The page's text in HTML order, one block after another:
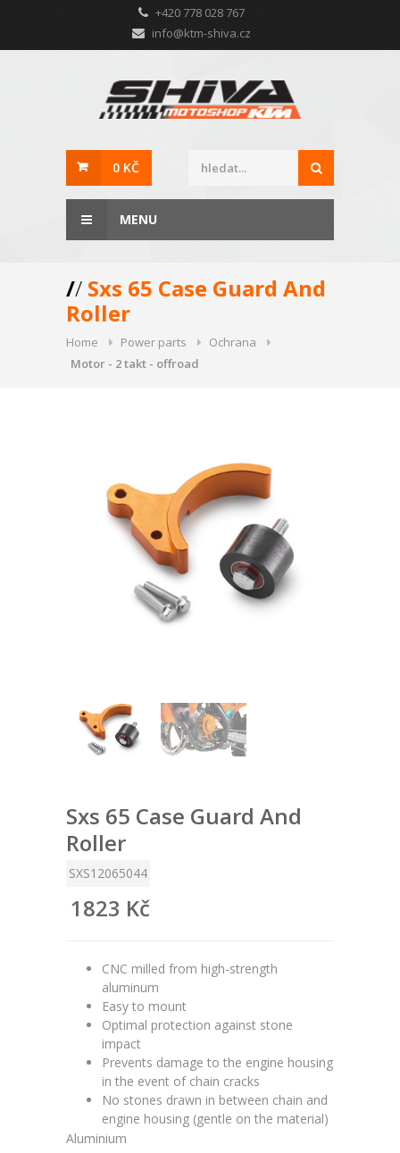
+420 778 028 767
info@ktm-shiva.cz
0 KČ
MENU
// Sxs 65 Case Guard And
Roller
Home Power parts
Ochrana
Motor - 2 takt - offroad
Sxs 65 Case Guard And
Roller
SXS12065044
1823 Kč
CNC milled from high-strength
aluminum
Easy to mount
Optimal protection against stone
impact
Prevents damage to the engine housing
in the event of chain cracks
No stones drawn in between chain and
engine housing (gentle on the material)
Aluminium